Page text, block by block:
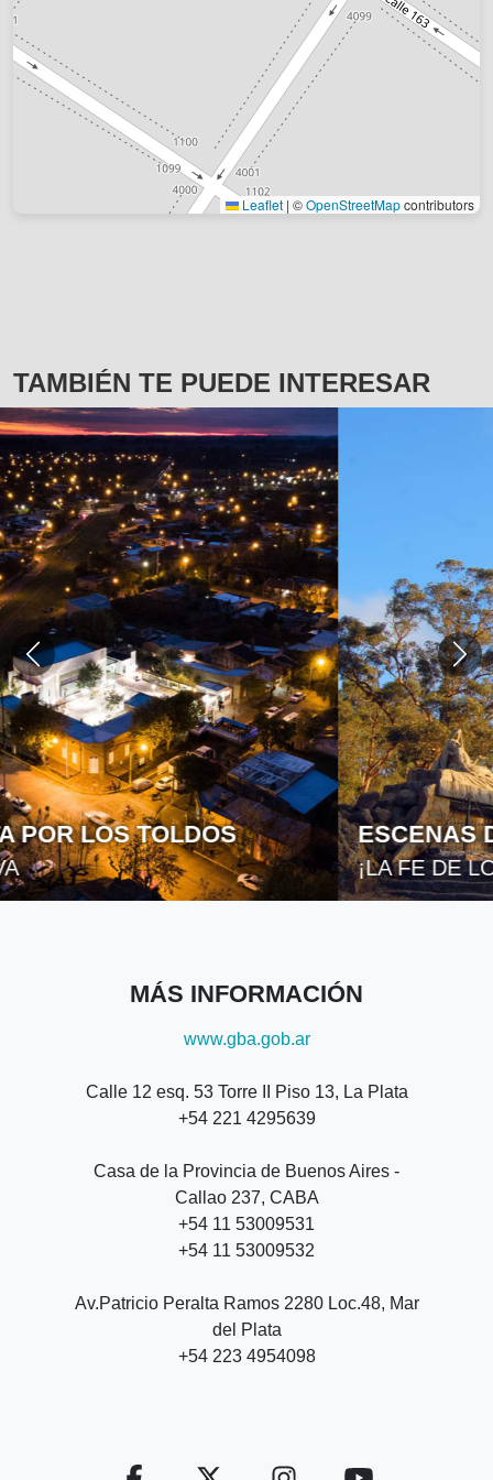
Leaflet | ©OpenStreetMapcontributors
TAMBIÉN TE PUEDE INTERESAR
ESCENAS DE SEMANA SANTA
¡LA FE DE LOS PUEBLOS!
MÁS INFORMACIÓN
www.gba.gob.ar
Calle 12 esq. 53 Torre II Piso 13, La Plata
+54 221 4295639
Casa de la Provincia de Buenos Aires -
Callao 237, CABA
+54 11 53009531
+54 11 53009532
Av.Patricio Peralta Ramos 2280 Loc.48, Mar
del Plata
+54 223 4954098